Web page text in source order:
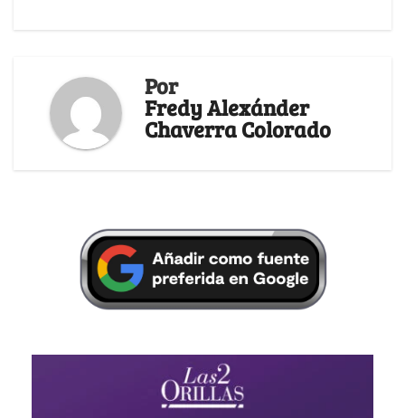
Por
Fredy Alexánder
Chaverra Colorado